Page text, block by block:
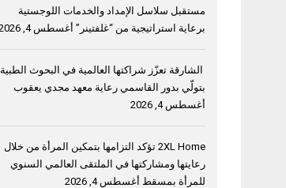
مستقبل سلاسل الإمداد والخدمات اللوجستية
برعاية استراتيجية من “غلفتينر” أغسطس 4, 2026
الشارقة تعزّز شراكتها العالمية في البحوث الطبية
بتولّي بدور القاسمي رعاية معهد مجدي يعقوب
أغسطس 4, 2026
2XL Home تؤكد التزامها بتمكين المرأة من خلال
رعايتها ومشاركتها في الملتقى العالمي السنوي
للمرأة بمسقط أغسطس 4, 2026